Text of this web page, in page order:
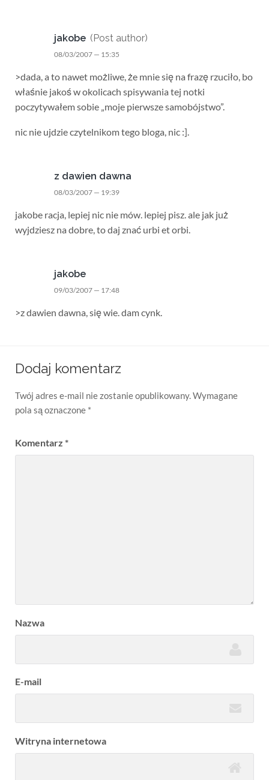
jakobe (Post author)
08/03/2007 — 15:35
>dada, a to nawet możliwe, że mnie się na frazę rzuciło, bo
właśnie jakoś w okolicach spisywania tej notki
poczytywałem sobie „moje pierwsze samobójstwo”.
nic nie ujdzie czytelnikom tego bloga, nic :].
z dawien dawna
08/03/2007 — 19:39
jakobe racja, lepiej nic nie mów. lepiej pisz. ale jak już
wyjdziesz na dobre, to daj znać urbi et orbi.
jakobe
09/03/2007 — 17:48
>z dawien dawna, się wie. dam cynk.
Dodaj komentarz
Twój adres e-mail nie zostanie opublikowany.Wymagane
pola są oznaczone *
Komentarz *
Nazwa
E-mail
Witryna internetowa